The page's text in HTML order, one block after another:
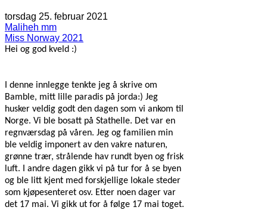
torsdag 25. februar 2021
Maliheh mm
Miss Norway 2021
Hei og god kveld :)
I denne innlegge tenkte jeg å skrive om
Bamble, mitt lille paradis på jorda:) Jeg
husker veldig godt den dagen som vi ankom til
Norge. Vi ble bosatt på Stathelle. Det var en
regnværsdag på våren. Jeg og familien min
ble veldig imponert av den vakre naturen,
grønne trær, strålende hav rundt byen og frisk
luft. I andre dagen gikk vi på tur for å se byen
og ble litt kjent med forskjellige lokale steder
som kjøpesenteret osv. Etter noen dager var
det 17 mai. Vi gikk ut for å følge 17 mai toget.